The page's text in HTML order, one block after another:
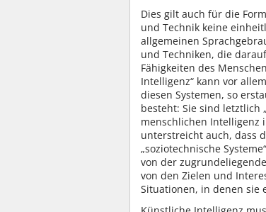
Dies gilt auch für die
und Technik keine
allgemeinen
und Techniken, die
Fähigkeiten des
Intelligenz“ kann vor
diesen Systemen, so
besteht: Sie sind letztlich
menschlichen Intelligenz
unterstreicht auch, dass
„soziotechnische
von der
von den Zielen und
Situationen, in denen sie